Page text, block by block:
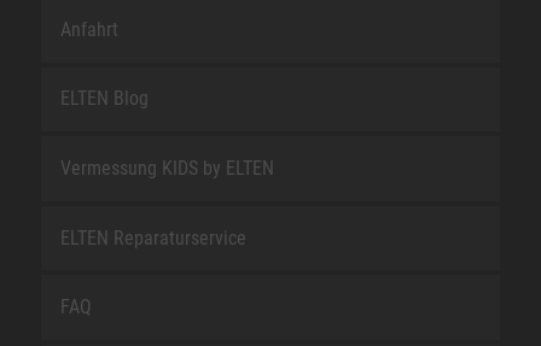
Anfahrt
ELTEN Blog
Vermessung KIDS by ELTEN
ELTEN Reparaturservice
FAQ